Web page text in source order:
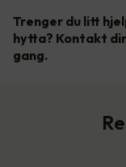
Trenger du litt
hytta? Kontakt
gang.